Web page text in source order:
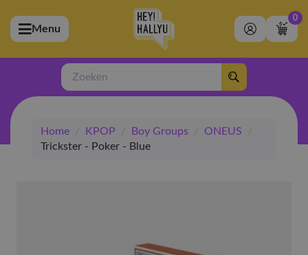
(Artiesten)
(Merchandise)
(Exclusive)
(Winkel)
Menu
0
Zoeken
Home / KPOP / Boy Groups / ONEUS
/
Trickster - Poker - Blue